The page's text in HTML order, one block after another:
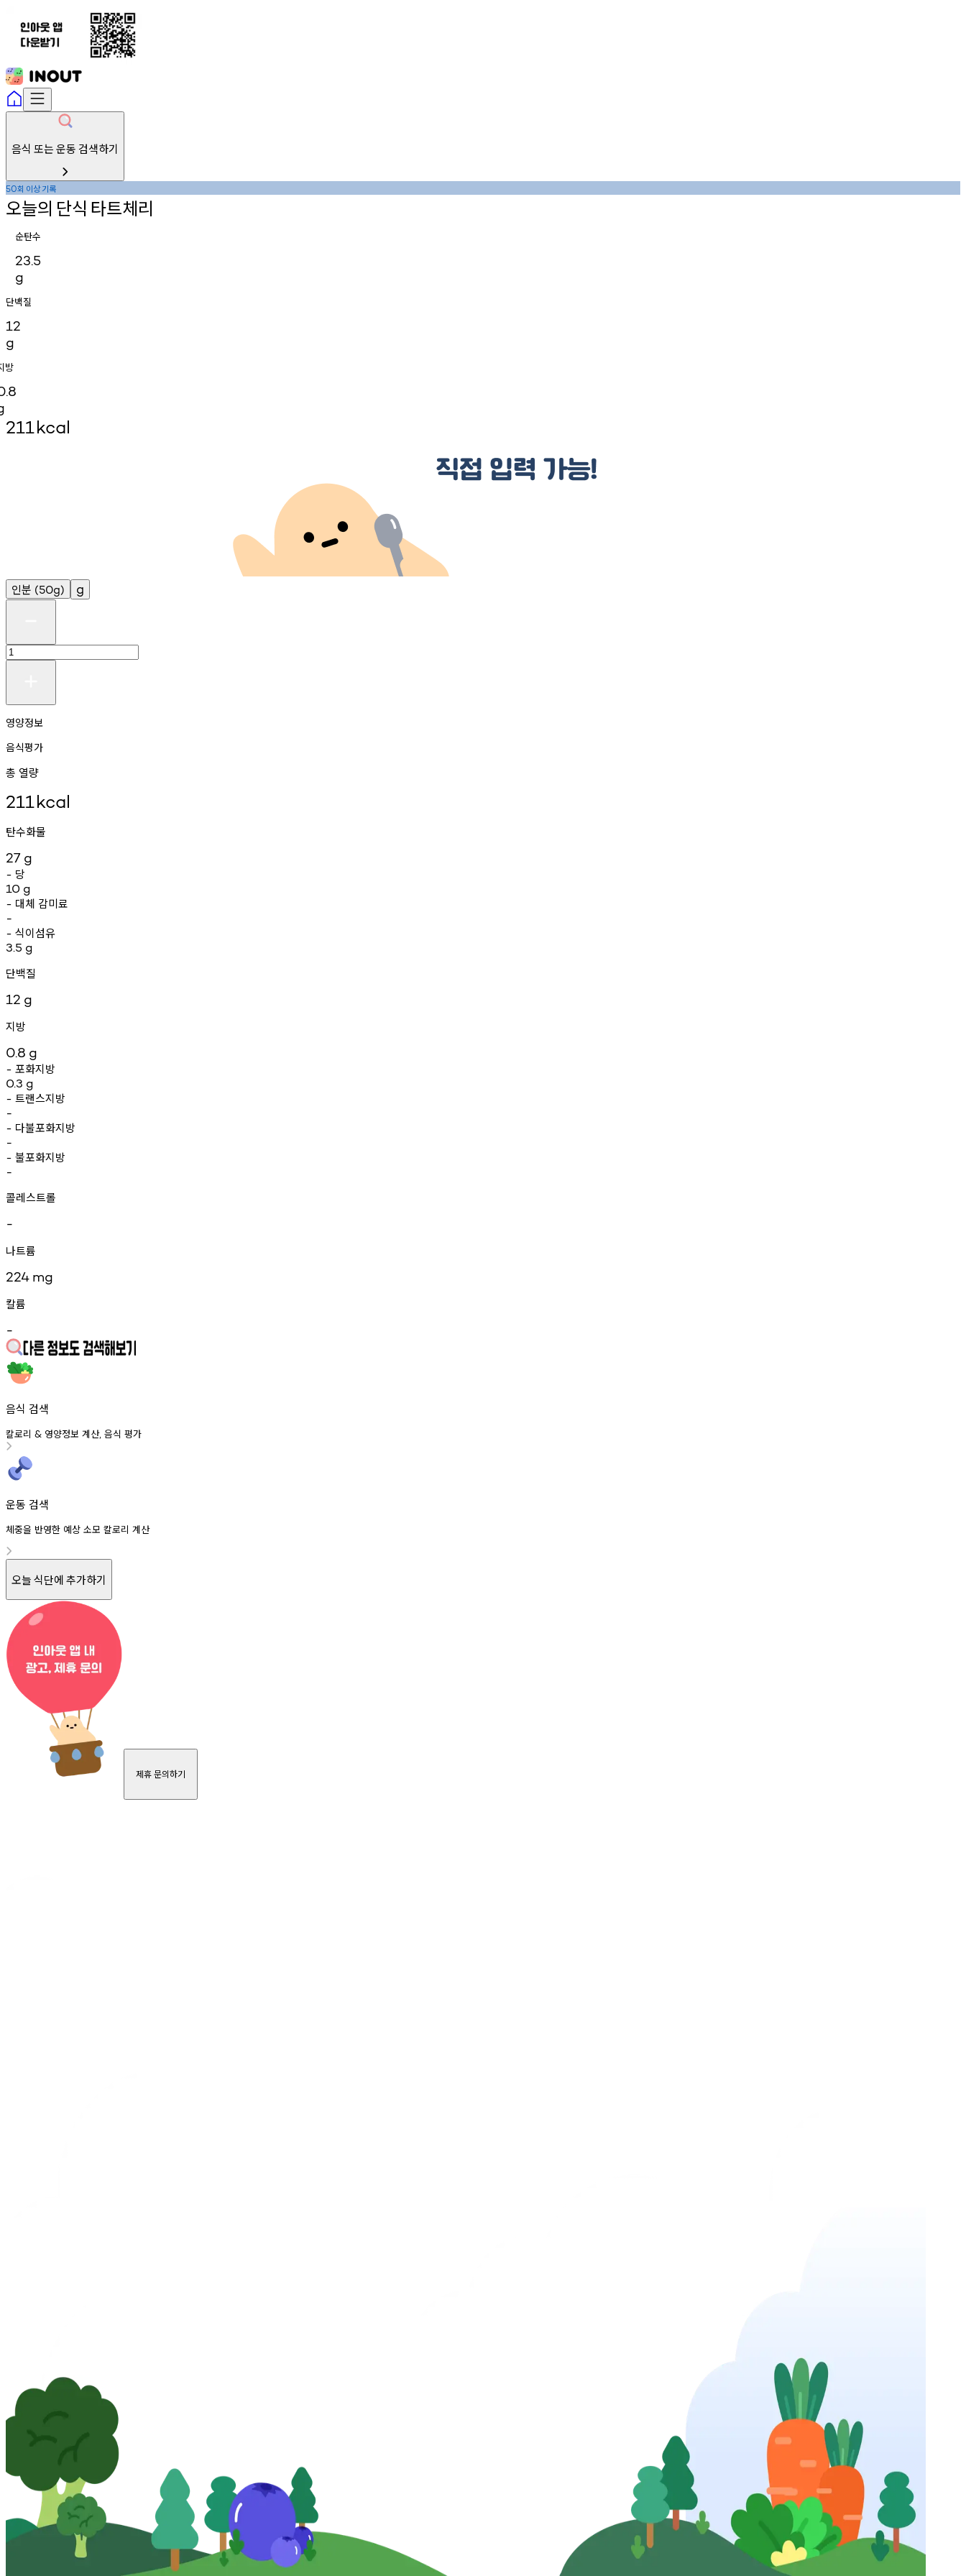
음식 또는 운동 검색하기
50회 이상기록
오늘의 단식 타트체리
순탄수
23.5
g
단백질
12
g
방
211kcal
인분 (50g) g
영양정보
음식평가
총 열량
211kcal
탄수화물
27 g
- 당
10 g
- 대체 감미료
-
- 식이섬유
3.5 g
단백질
12 g
지방
0.8 g
- 포화지방
0.3 g
- 트랜스지방
-
- 다불포화지방
-
- 불포화지방
-
콜레스트롤
-
나트륨
224 mg
칼륨
-
음식 검색
칼로리 & 영양정보 계산, 음식 평가
운동 검색
체중을 반영한 예상 소모 칼로리 계산
오늘 식단에 추가하기
제휴 문의하기